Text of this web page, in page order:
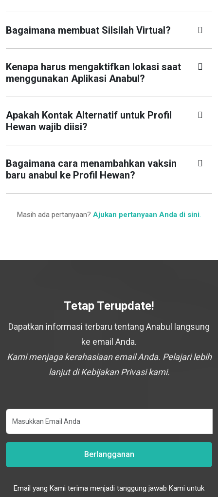
Bagaimana membuat Silsilah Virtual?
Kenapa harus mengaktifkan lokasi saat
menggunakan Aplikasi Anabul?
Apakah Kontak Alternatif untuk Profil
Hewan wajib diisi?
Bagaimana cara menambahkan vaksin
baru anabul ke Profil Hewan?
Masih ada pertanyaan? Ajukan pertanyaan Anda di sini.
Tetap Terupdate!
Dapatkan informasi terbaru tentang Anabul langsung
ke email Anda.
Kami menjaga kerahasiaan email Anda. Pelajari lebih
lanjut di Kebijakan Privasi kami.
Berlangganan
Email yang Kami terima menjadi tanggung jawab Kami untuk